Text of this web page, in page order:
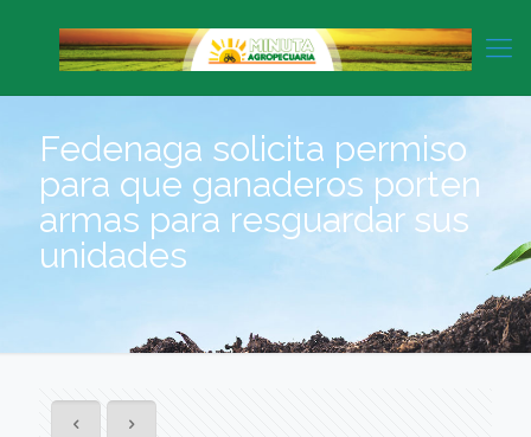
Fedenaga solicita permiso
para que ganaderos porten
armas para resguardar sus
unidades